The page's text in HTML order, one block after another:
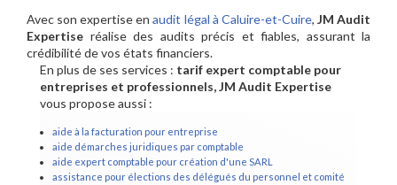
Avec son expertise enaudit légal à Caluire-et-Cuire, JM Audit
Expertise réalise des audits précis et fiables, assurant la
crédibilité de vos états financiers.
En plus de ses services : tarif expert comptable pour
entreprises et professionnels, JM Audit Expertise
vous propose aussi :
aide à la facturation pour entreprise
aide démarches juridiques par comptable
aide expert comptable pour création d'une SARL
assistance pour élections des délégués du personnel et comité